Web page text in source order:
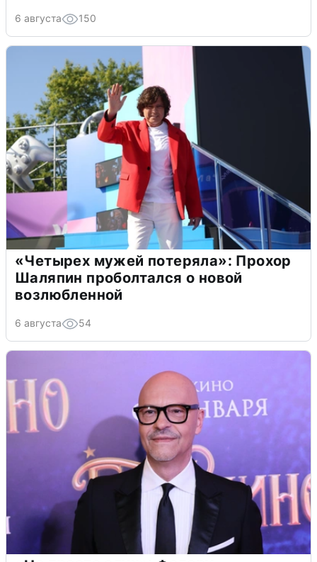
6 августа 150
«Четырех мужей потеряла»: Прохор
Шаляпин проболтался о новой
возлюбленной
6 августа 54